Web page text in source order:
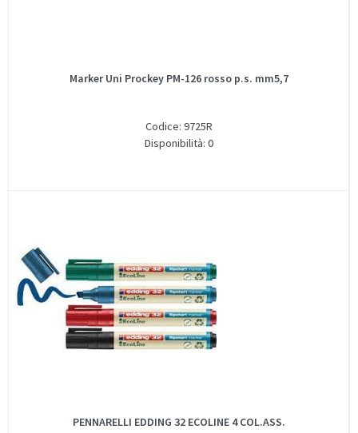
Marker Uni Prockey PM-126 rosso p.s. mm5,7
Codice: 9725R
Disponibilità: 0
PENNARELLI EDDING 32 ECOLINE 4 COL.ASS.